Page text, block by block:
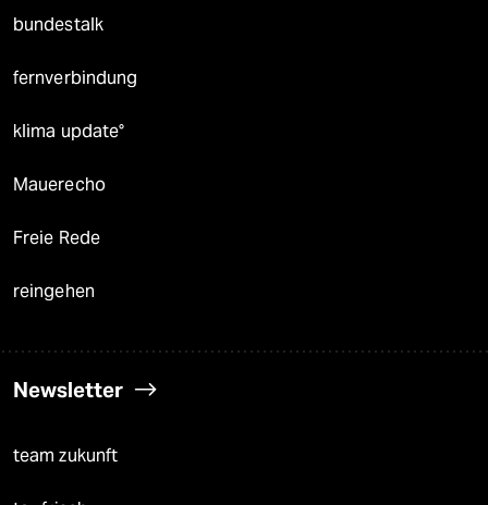
bundestalk
fernverbindung
klima update°
Mauerecho
Freie Rede
reingehen
Newsletter
team zukunft